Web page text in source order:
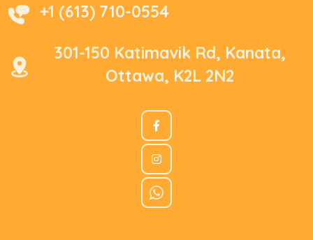
+1 (613) 710-0554
301-150 Katimavik Rd, Kanata,
Ottawa, K2L 2N2